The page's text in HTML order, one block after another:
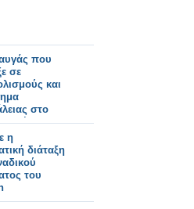
που
σε
και
στο
Νέας
η
διάταξη
του